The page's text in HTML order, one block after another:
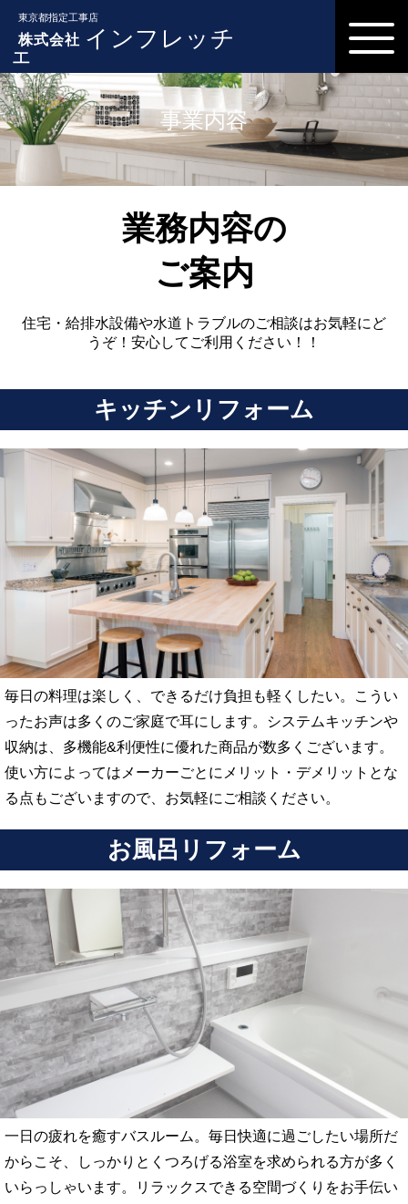
東京都指定工事店
株式会社 インフレッチ
ェ
事業内容
業務内容の
ご案内
住宅・給排水設備や水道トラブルのご相談はお気軽にど
うぞ！安心してご利用ください！！
キッチンリフォーム
毎日の料理は楽しく、できるだけ負担も軽くしたい。こうい
ったお声は多くのご家庭で耳にします。システムキッチンや
収納は、多機能&利便性に優れた商品が数多くございます。
使い方によってはメーカーごとにメリット・デメリットとな
る点もございますので、お気軽にご相談ください。
お風呂リフォーム
一日の疲れを癒すバスルーム。毎日快適に過ごしたい場所だ
からこそ、しっかりとくつろげる浴室を求められる方が多く
いらっしゃいます。リラックスできる空間づくりをお手伝い